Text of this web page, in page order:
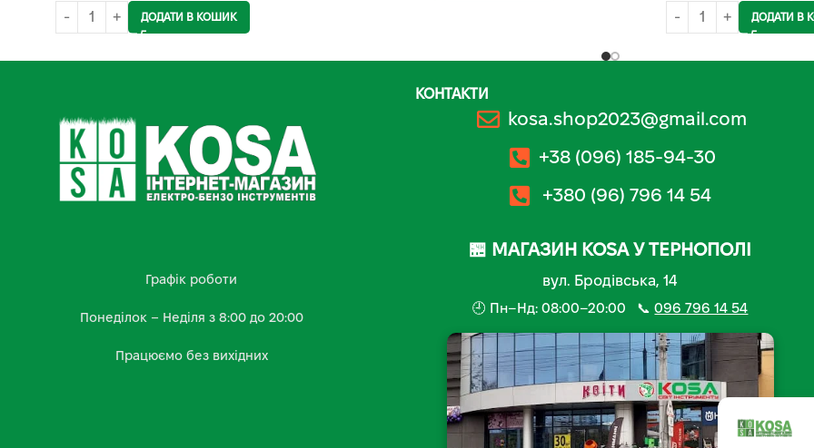
ДОДАТИ В КОШИК ДОДАТИ В
Графік роботи
Понеділок – Неділя з 8:00 до 20:00
Працюємо без вихідних
КОНТАКТИ
kosa.shop2023@gmail.com
+38 (096) 185-94-30
+380 (96) 796 14 54
🏪 МАГАЗИН KOSA У ТЕРНОПОЛІ
вул. Бродівська, 14
🕘 Пн–Нд: 08:00–20:00 📞096 796 14 54